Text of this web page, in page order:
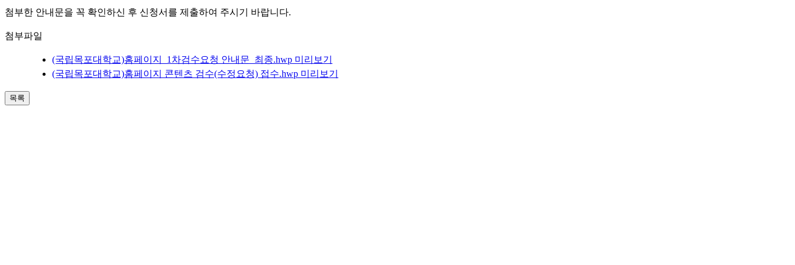
첨부한 안내문을 꼭 확인하신 후 신청서를 제출하여 주시기 바랍니다.
첨부파일
(국립목포대학교)홈페이지_1차검수요청 안내문_최종.hwp 미리보기
(국립목포대학교)홈페이지 콘텐츠 검수(수정요청) 접수.hwp 미리보기